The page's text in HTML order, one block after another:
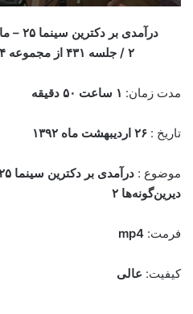
۲ /
جلسه ۴۳۱ از مجموعه ۵۴ جلسات کلبه کرامت
مدت زمان:
تاریخ : ۲۶ اردیبهشت ماه ۱۳۹۲
موضوع :
دیرین‌گونه‌ها‌ ۲
فرمت:
کیفیت: عالی